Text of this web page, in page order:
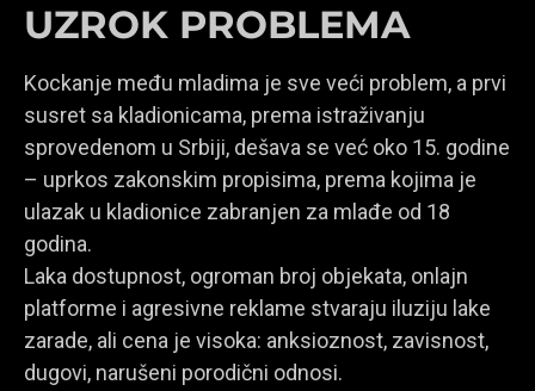
UZROK PROBLEMA
Kockanje među mladima je sve veći problem, a prvi
susret sa kladionicama, prema istraživanju
sprovedenom u Srbiji, dešava se već oko 15. godine
– uprkos zakonskim propisima, prema kojima je
ulazak u kladionice zabranjen za mlađe od 18
godina.
Laka dostupnost, ogroman broj objekata, onlajn
platforme i agresivne reklame stvaraju iluziju lake
zarade, ali cena je visoka: anksioznost, zavisnost,
dugovi, narušeni porodični odnosi.